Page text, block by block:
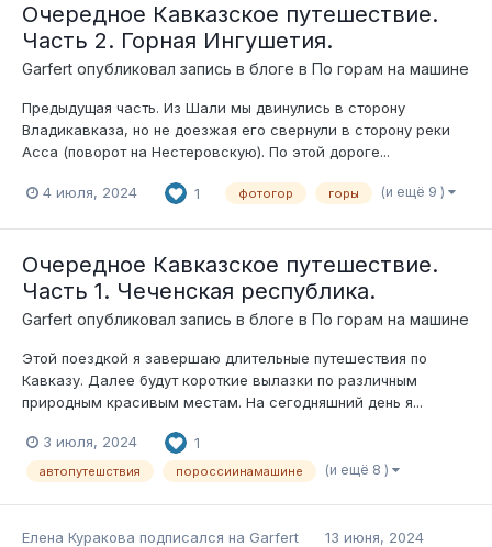
Очередное Кавказское путешествие.
Часть 2. Горная Ингушетия.
Garfert опубликовал запись в блоге в По горам на машине
Предыдущая часть. Из Шали мы двинулись в сторону
Владикавказа, но не доезжая его свернули в сторону реки
Асса (поворот на Нестеровскую). По этой дороге...
4 июля, 2024 1 фотогор горы (и ещё 9 )
Очередное Кавказское путешествие.
Часть 1. Чеченская республика.
Garfert опубликовал запись в блоге в По горам на машине
Этой поездкой я завершаю длительные путешествия по
Кавказу. Далее будут короткие вылазки по различным
природным красивым местам. На сегодняшний день я...
3 июля, 2024 1
автопутешствия пороссиинамашине (и ещё 8 )
Елена Куракова подписался на Garfert 13 июня, 2024